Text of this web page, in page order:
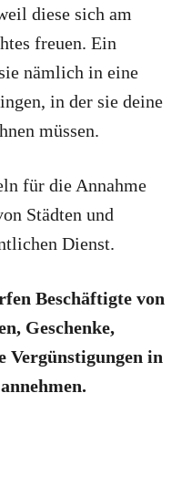
diese sich am
freuen. Ein
nämlich in eine
in der sie deine
müssen.
für die Annahme
Städten und
Dienst.
Beschäftigte von
Geschenke,
Vergünstigungen in